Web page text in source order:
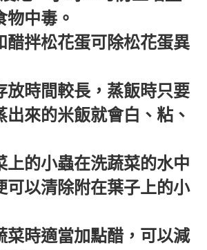
物中毒。
醋拌松花蛋可除松花蛋異
放時間較長，蒸飯時只要
出來的米飯就會白、粘、
上的小蟲在洗蔬菜的水中
可以清除附在葉子上的小
菜時適當加點醋，可以減